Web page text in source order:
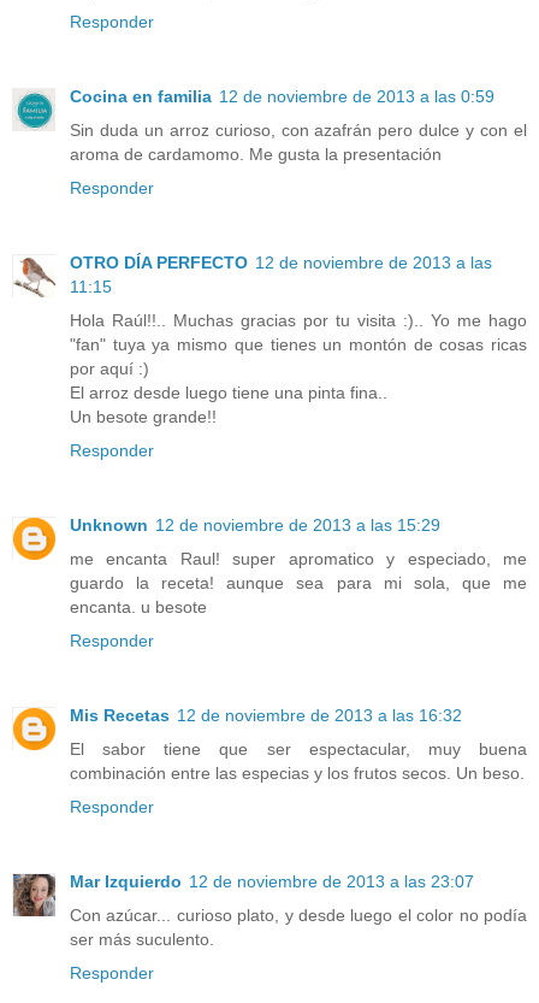
Responder
Cocina en familia 12 de noviembre de 2013 a las 0:59
Sin duda un arroz curioso, con azafrán pero dulce y con el
aroma de cardamomo. Me gusta la presentación
Responder
OTRO DÍA PERFECTO 12 de noviembre de 2013 a las
11:15
Hola Raúl!!.. Muchas gracias por tu visita :).. Yo me hago
"fan" tuya ya mismo que tienes un montón de cosas ricas
por aquí :)
El arroz desde luego tiene una pinta fina..
Un besote grande!!
Responder
Unknown 12 de noviembre de 2013 a las 15:29
me encanta Raul! super apromatico y especiado, me
guardo la receta! aunque sea para mi sola, que me
encanta. u besote
Responder
Mis Recetas 12 de noviembre de 2013 a las 16:32
El sabor tiene que ser espectacular, muy buena
combinación entre las especias y los frutos secos. Un beso.
Responder
Mar Izquierdo 12 de noviembre de 2013 a las 23:07
Con azúcar... curioso plato, y desde luego el color no podía
ser más suculento.
Responder